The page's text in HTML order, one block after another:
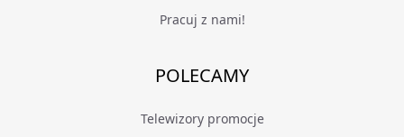
Pracuj z nami!
POLECAMY
Telewizory promocje